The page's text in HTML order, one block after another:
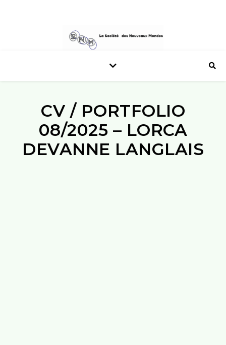
CV / PORTFOLIO
08/2025 – LORCA
DEVANNE LANGLAIS